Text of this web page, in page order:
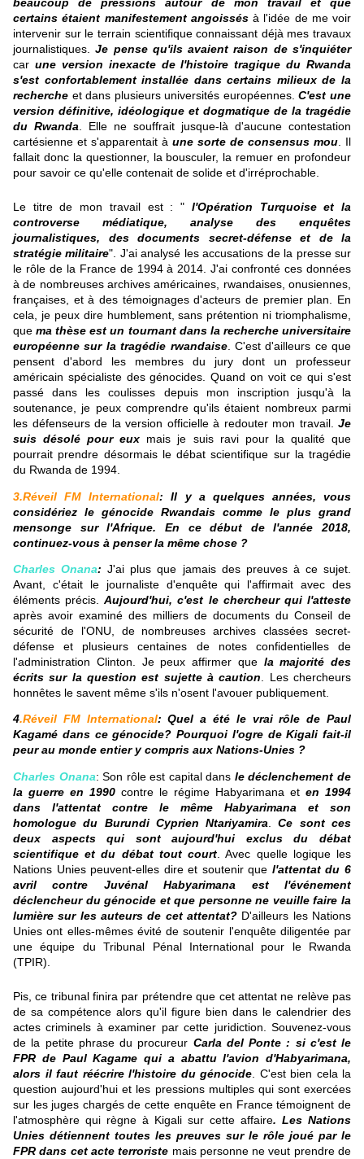
certains étaient manifestement angoissés à l'idée de me voir
intervenir sur le terrain scientifique connaissant déjà mes travaux
journalistiques.Je pense qu'ils avaient raison de s'inquiéter
car une version inexacte de l'histoire tragique du Rwanda
s'est confortablement installée dans certains milieux de la
recherche et dans plusieurs universités européennes.C'est une
version définitive, idéologique et dogmatique de la tragédie
du Rwanda . Elle ne souffrait jusque-là d'aucune contestation
cartésienne et s'apparentait à une sorte de consensus mou . Il
fallait donc la questionner, la bousculer, la remuer en profondeur
pour savoir ce qu'elle contenait de solide et d'irréprochable.
Le titre de mon travail est : " l'Opération Turquoise et la
controverse médiatique, analyse des enquêtes
journalistiques, des documents secret-défense et de la
stratégie militaire". J'ai analysé les accusations de la presse sur
le rôle de la France de 1994 à 2014. J'ai confronté ces données
à de nombreuses archives américaines, rwandaises, onusiennes,
françaises, et à des témoignages d'acteurs de premier plan. En
cela, je peux dire humblement, sans prétention ni triomphalisme,
quema thèse est un tournant dans la recherche universitaire
européenne sur la tragédie rwandaise. C'est d'ailleurs ce que
pensent d'abord les membres du jury dont un professeur
américain spécialiste des génocides. Quand on voit ce qui s'est
passé dans les coulisses depuis mon inscription jusqu'à la
soutenance, je peux comprendre qu'ils étaient nombreux parmi
les défenseurs de la version officielle à redouter mon travail. Je
suis désolé pour eux mais je suis ravi pour la qualité que
pourrait prendre désormais le débat scientifique sur la tragédie
du Rwanda de 1994.
3.Réveil FM International: Il y a quelques années, vous
considériez le génocide Rwandais comme le plus grand
mensonge sur l'Afrique. En ce début de l'année 2018,
continuez-vous à penser la même chose ?
Charles Onana: J'ai plus que jamais des preuves à ce sujet.
Avant, c'était le journaliste d'enquête qui l'affirmait avec des
éléments précis.Aujourd'hui, c'est le chercheur qui l'atteste
après avoir examiné des milliers de documents du Conseil de
sécurité de l'ONU, de nombreuses archives classées secret-
défense et plusieurs centaines de notes confidentielles de
l'administration Clinton. Je peux affirmer que la majorité des
écrits sur la question est sujette à caution . Les chercheurs
honnêtes le savent même s'ils n'osent l'avouer publiquement.
4.Réveil FM International: Quel a été le vrai rôle de Paul
Kagamé dans ce génocide? Pourquoi l'ogre de Kigali fait-il
peur au monde entier y compris aux Nations-Unies ?
Charles Onana: Son rôle est capital dans le déclenchement de
la guerre en 1990 contre le régime Habyarimana et en 1994
dans l'attentat contre le même Habyarimana
et son
homologue du Burundi Cyprien Ntariyamira .Ce sont ces
deux aspects qui sont aujourd'hui exclus du débat
scientifique et du débat tout court . Avec quelle logique les
Nations Unies peuvent-elles dire et soutenir que l'attentat du 6
avril contre Juvénal Habyarimana est l'événement
déclencheur du génocide et que personne ne veuille faire la
lumière sur les auteurs de cet attentat? D'ailleurs les Nations
Unies ont elles-mêmes évité de soutenir l'enquête diligentée par
une équipe du Tribunal Pénal International pour le Rwanda
(TPIR).
Pis, ce tribunal finira par prétendre que cet attentat ne relève pas
de sa compétence alors qu'il figure bien dans le calendrier des
actes criminels à examiner par cette juridiction. Souvenez-vous
de la petite phrase du procureur Carla del Ponte : si c'est le
FPR de Paul Kagame qui a abattu l'avion d'Habyarimana,
alors il faut réécrire l'histoire du génocide . C'est bien cela la
question aujourd'hui et les pressions multiples qui sont exercées
sur les juges chargés de cette enquête en France témoignent de
l'atmosphère qui règne à Kigali sur cette affaire. Les Nations
Unies détiennent toutes les preuves sur le rôle joué par le
FPR dans cet acte terroriste mais personne ne veut prendre de